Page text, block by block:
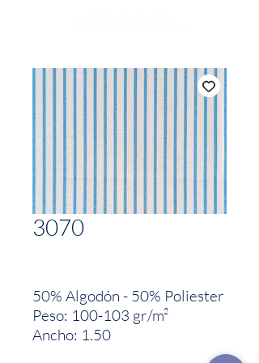
3070
50% Algodón - 50% Poliester
Peso: 100-103 gr/m²
Ancho: 1.50